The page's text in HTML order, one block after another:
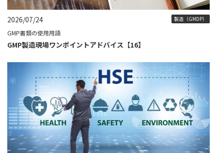
2026/07/24 製造（GMDP）
GMP書類の使用用語
GMP製造現場ワンポイントアドバイス【16】